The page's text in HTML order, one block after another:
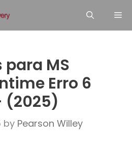
MS
Erro 6
(2025)
by Pearson Willey